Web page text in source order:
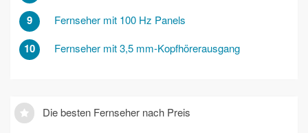
9 Fernseher mit 100 Hz Panels
10 Fernseher mit 3,5 mm-Kopfhörerausgang
Die besten Fernseher nach Preis